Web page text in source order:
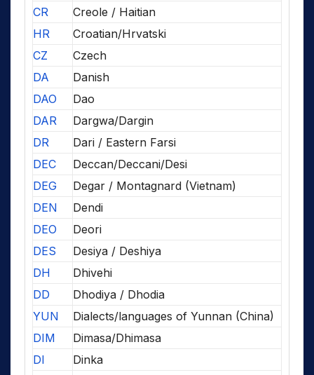
CR
Creole / Haitian
HR
Croatian/Hrvatski
CZ
Czech
DA
Danish
DAO
Dao
DAR
Dargwa/Dargin
DR
Dari / Eastern Farsi
DEC
Deccan/Deccani/Desi
DEG
Degar / Montagnard (Vietnam)
DEN
Dendi
DEO
Deori
DES
Desiya / Deshiya
DH
Dhivehi
DD
Dhodiya / Dhodia
YUN
Dialects/languages of Yunnan (China)
DIM
Dimasa/Dhimasa
DI
Dinka